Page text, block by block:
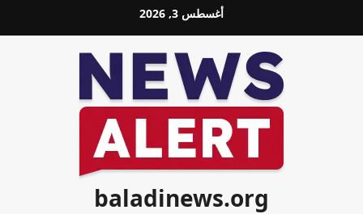
إلى
أغسطس 3, 2026
baladinews.org